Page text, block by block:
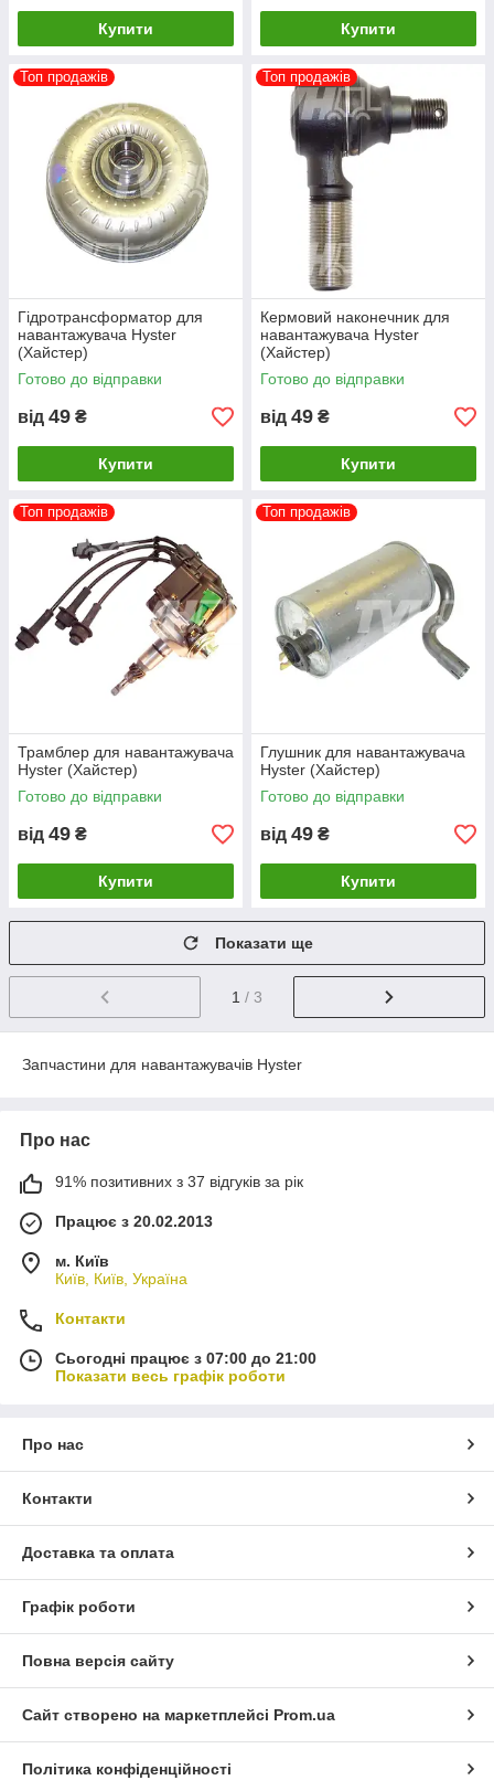
Купити Купити
Топ продажів
Гідротрансформатор для
навантажувача Hyster
(Хайстер)
Готово до відправки
від 49 ₴
Купити
Топ продажів
Кермовий наконечник для
навантажувача Hyster
(Хайстер)
Готово до відправки
від 49 ₴
Купити
Топ продажів
Трамблер для навантажувача
Hyster (Хайстер)
Готово до відправки
від 49 ₴
Купити
Топ продажів
Глушник для навантажувача
Hyster (Хайстер)
Готово до відправки
від 49 ₴
Купити
Показати ще
1 / 3
Запчастини для навантажувачів Hyster
Про нас
91% позитивних з 37 відгуків за рік
Працює з 20.02.2013
м. Київ
Київ, Київ, Україна
Контакти
Сьогодні працює з 07:00 до 21:00
Показати весь графік роботи
Про нас
Контакти
Доставка та оплата
Графік роботи
Повна версія сайту
Сайт створено на маркетплейсі Prom.ua
Політика конфіденційності